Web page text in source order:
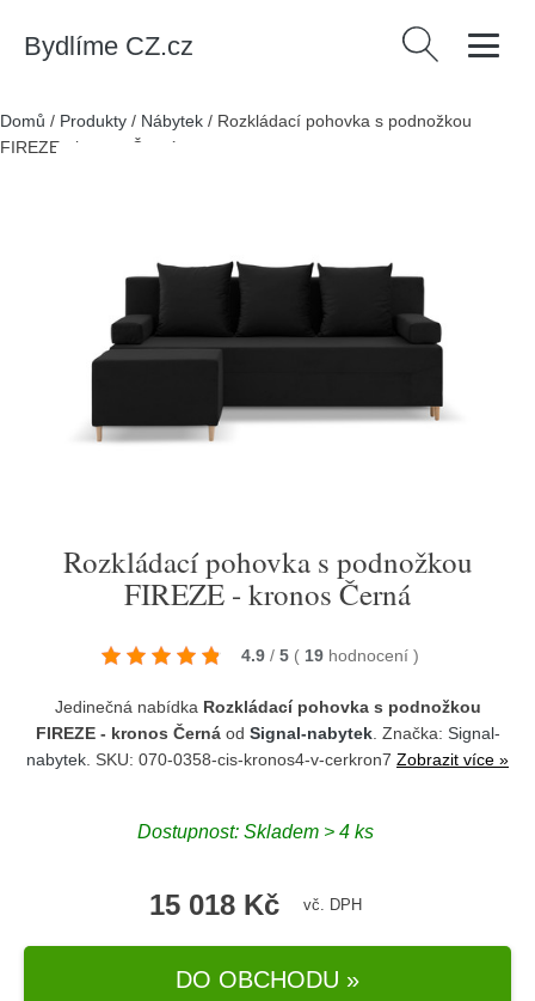
Bydlíme CZ.cz Vyhledávání
Domů / Produkty / Nábytek / Rozkládací pohovka s podnožkou
FIREZE - kronos Černá
Rozkládací pohovka s podnožkou
FIREZE - kronos Černá
4.9 / 5 ( 19 hodnocení )
Jedinečná nabídka Rozkládací pohovka s podnožkou
FIREZE - kronos Černáod Signal-nabytek. Značka: Signal-
nabytek . SKU: 070-0358-cis-kronos4-v-cerkron7 Zobrazit více »
Dostupnost: Skladem > 4 ks
15 018 Kč vč. DPH
DO OBCHODU »